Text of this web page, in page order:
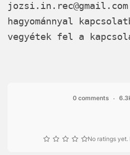
jozsi.in.rec@gmail.com
hagyománnyal
vegyétek fel a
0 comments
No ratings yet.